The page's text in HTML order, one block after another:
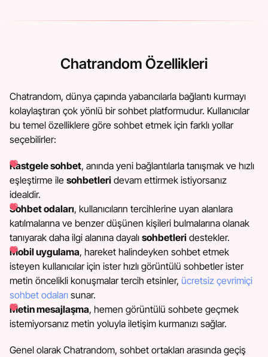
Chatrandom Özellikleri
Chatrandom, dünya çapında yabancılarla bağlantı kurmayı
kolaylaştıran çok yönlü bir sohbet platformudur. Kullanıcılar
bu temel özelliklere göre sohbet etmek için farklı yollar
seçebilirler:
Rastgele sohbet, anında yeni bağlantılarla tanışmak ve hızlı
eşleştirme ile sohbetleri devam ettirmek istiyorsanız
idealdir.
Sohbet odaları, kullanıcıların tercihlerine uyan alanlara
katılmalarına ve benzer düşünen kişileri bulmalarına olanak
tanıyarak daha ilgi alanına dayalı sohbetleri destekler.
Mobil uygulama, hareket halindeyken sohbet etmek
isteyen kullanıcılar için ister hızlı görüntülü sohbetler ister
metin öncelikli konuşmalar tercih etsinler, ücretsiz çevrimiçi
sohbet odaları sunar.
Metin mesajlaşma, hemen görüntülü sohbete geçmek
istemiyorsanız metin yoluyla iletişim kurmanızı sağlar.
Genel olarak Chatrandom, sohbet ortakları arasında geçiş